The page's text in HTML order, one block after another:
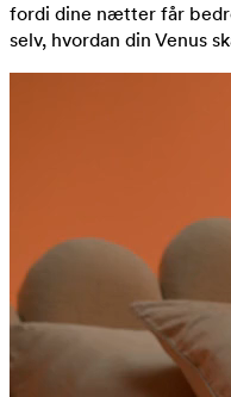
fordi dine nætter får
selv, hvordan din Venus